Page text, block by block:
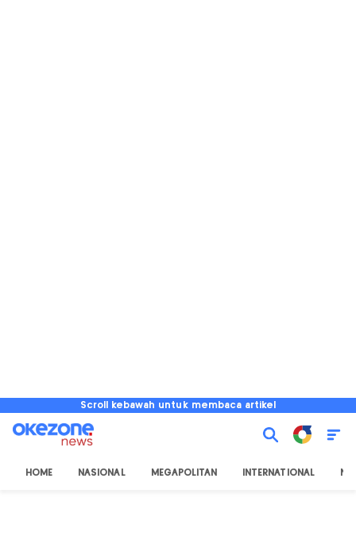
Scroll kebawah untuk membaca artikel
HOME NASIONAL MEGAPOLITAN INTERNATIONAL